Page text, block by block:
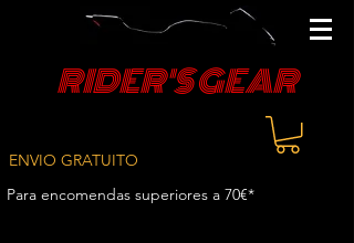
RIDER'S GEAR
ENVIO GRATUITO
Para encomendas superiores a 70€*